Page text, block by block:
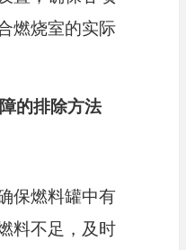
燃烧室的实际
的排除方法
保燃料罐中有
料不足，及时